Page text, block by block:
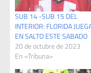
SUB 14 -SUB 15 DEL
INTERIOR: FLORIDA
EN SALTO ESTE SABADO
20 de octubre de 2023
En «Tribuna»